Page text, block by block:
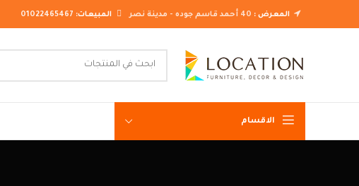
المعرض : المبيعات: 01022465467
الاقسام